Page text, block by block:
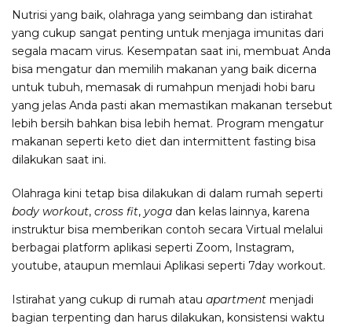
Nutrisi yang baik, olahraga yang seimbang dan istirahat
yang cukup sangat penting untuk menjaga imunitas dari
segala macam virus. Kesempatan saat ini, membuat Anda
bisa mengatur dan memilih makanan yang baik dicerna
untuk tubuh, memasak di rumahpun menjadi hobi baru
yang jelas Anda pasti akan memastikan makanan tersebut
lebih bersih bahkan bisa lebih hemat. Program mengatur
makanan seperti keto diet dan intermittent fasting bisa
dilakukan saat ini.
Olahraga kini tetap bisa dilakukan di dalam rumah seperti
body workout, cross fit, yoga dan kelas lainnya, karena
instruktur bisa memberikan contoh secara Virtual melalui
berbagai platform aplikasi seperti Zoom, Instagram,
youtube, ataupun memlaui Aplikasi seperti 7day workout.
Istirahat yang cukup di rumah atau apartment menjadi
bagian terpenting dan harus dilakukan, konsistensi waktu